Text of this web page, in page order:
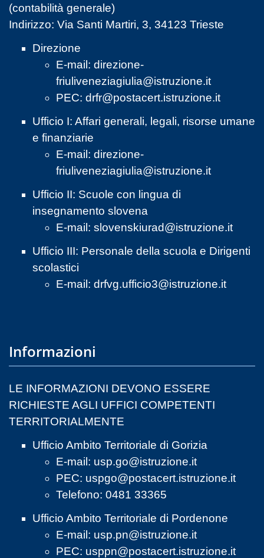
(contabilità generale)
Indirizzo: Via Santi Martiri, 3, 34123 Trieste
Direzione
E-mail: direzione-
friuliveneziagiulia@istruzione.it
PEC: drfr@postacert.istruzione.it
Ufficio I: Affari generali, legali, risorse umane
e finanziarie
E-mail: direzione-
friuliveneziagiulia@istruzione.it
Ufficio II: Scuole con lingua di
insegnamento slovena
E-mail: slovenskiurad@istruzione.it
Ufficio III: Personale della scuola e Dirigenti
scolastici
E-mail: drfvg.ufficio3@istruzione.it
Informazioni
LE INFORMAZIONI DEVONO ESSERE
RICHIESTE AGLI UFFICI COMPETENTI
TERRITORIALMENTE
Ufficio Ambito Territoriale di Gorizia
E-mail: usp.go@istruzione.it
PEC: uspgo@postacert.istruzione.it
Telefono: 0481 33365
Ufficio Ambito Territoriale di Pordenone
E-mail: usp.pn@istruzione.it
PEC: usppn@postacert.istruzione.it